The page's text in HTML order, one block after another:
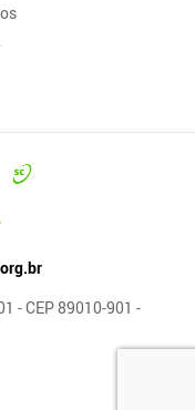
- CEP 89010-901 -